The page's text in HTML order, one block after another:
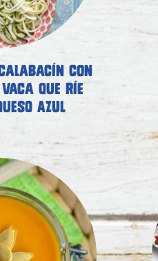
CON
QUE RÍE
AZUL